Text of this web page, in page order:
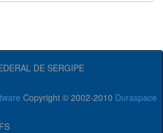
DE SERGIPE
Copyright © 2002-2010 Duraspace